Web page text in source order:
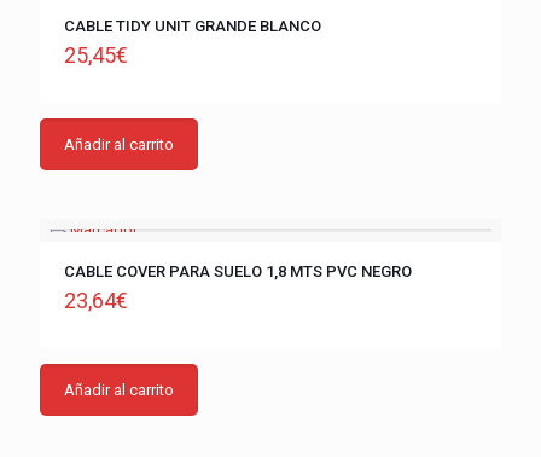
CABLE TIDY UNIT GRANDE BLANCO
25,45€
Añadir al carrito
CABLE COVER PARA SUELO 1,8 MTS PVC NEGRO
23,64€
Añadir al carrito